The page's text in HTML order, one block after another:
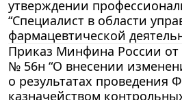
утверждении
“Специалист в области
фармацевтической
Приказ Минфина России от
№ 56н “О внесении
о результатах проведения
казначейством